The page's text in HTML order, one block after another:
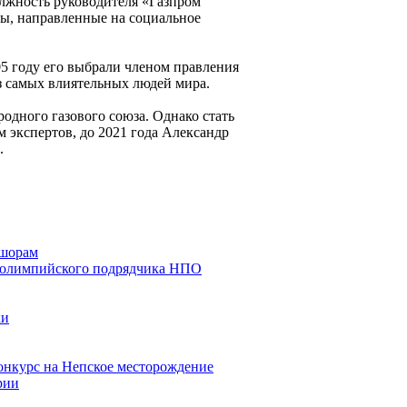
направленные на социальное
году его выбрали членом правления
самых влиятельных людей мира.
газового союза. Однако стать
до 2021 года Александр
подрядчика НПО
на Непское месторождение